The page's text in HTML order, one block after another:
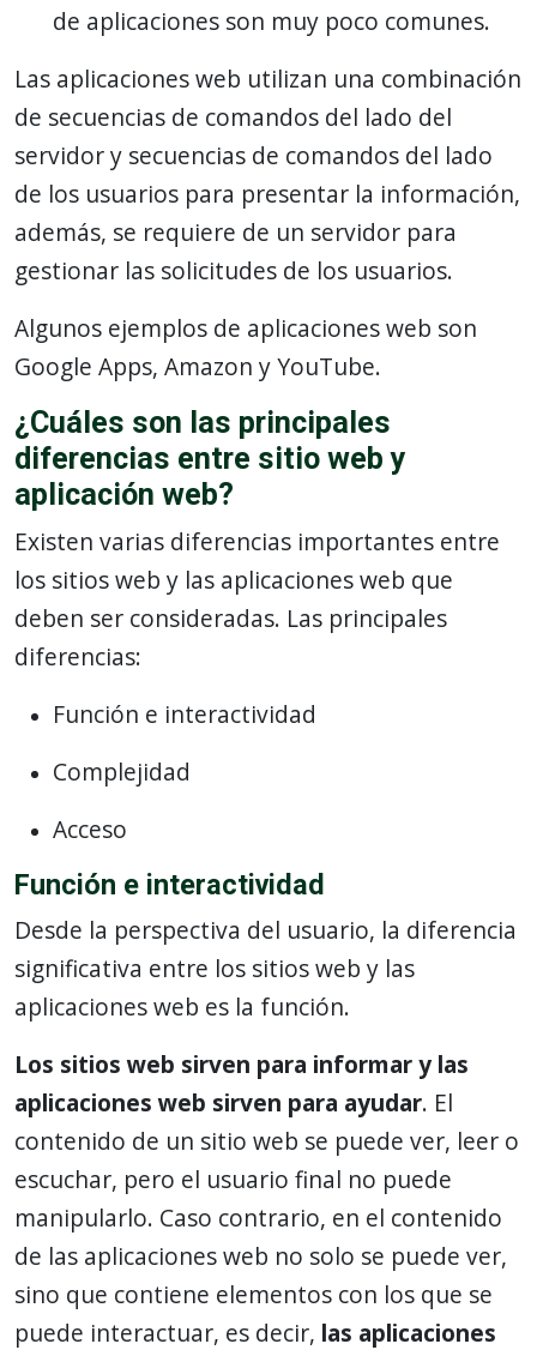
de aplicaciones son muy poco comunes.
Las aplicaciones web utilizan una combinación
de secuencias de comandos del lado del
servidor y secuencias de comandos del lado
de los usuarios para presentar la información,
además, se requiere de un servidor para
gestionar las solicitudes de los usuarios.
Algunos ejemplos de aplicaciones web son
Google Apps, Amazon y YouTube.
¿Cuáles son las principales
diferencias entre sitio web y
aplicación web?
Existen varias diferencias importantes entre
los sitios web y las aplicaciones web que
deben ser consideradas. Las principales
diferencias:
Función e interactividad
Complejidad
Acceso
Función e interactividad
Desde la perspectiva del usuario, la diferencia
significativa entre los sitios web y las
aplicaciones web es la función.
Los sitios web sirven para informar y las
aplicaciones web sirven para ayudar. El
contenido de un sitio web se puede ver, leer o
escuchar, pero el usuario final no puede
manipularlo. Caso contrario, en el contenido
de las aplicaciones web no solo se puede ver,
sino que contiene elementos con los que se
puede interactuar, es decir, las aplicaciones